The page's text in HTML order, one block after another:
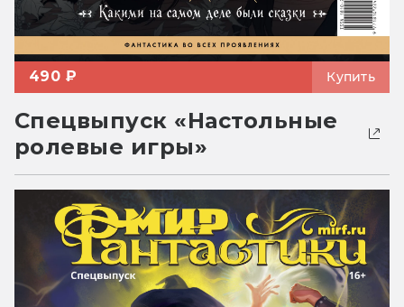
490 ₽ Купить
Спецвыпуск «Настольные
ролевые игры»